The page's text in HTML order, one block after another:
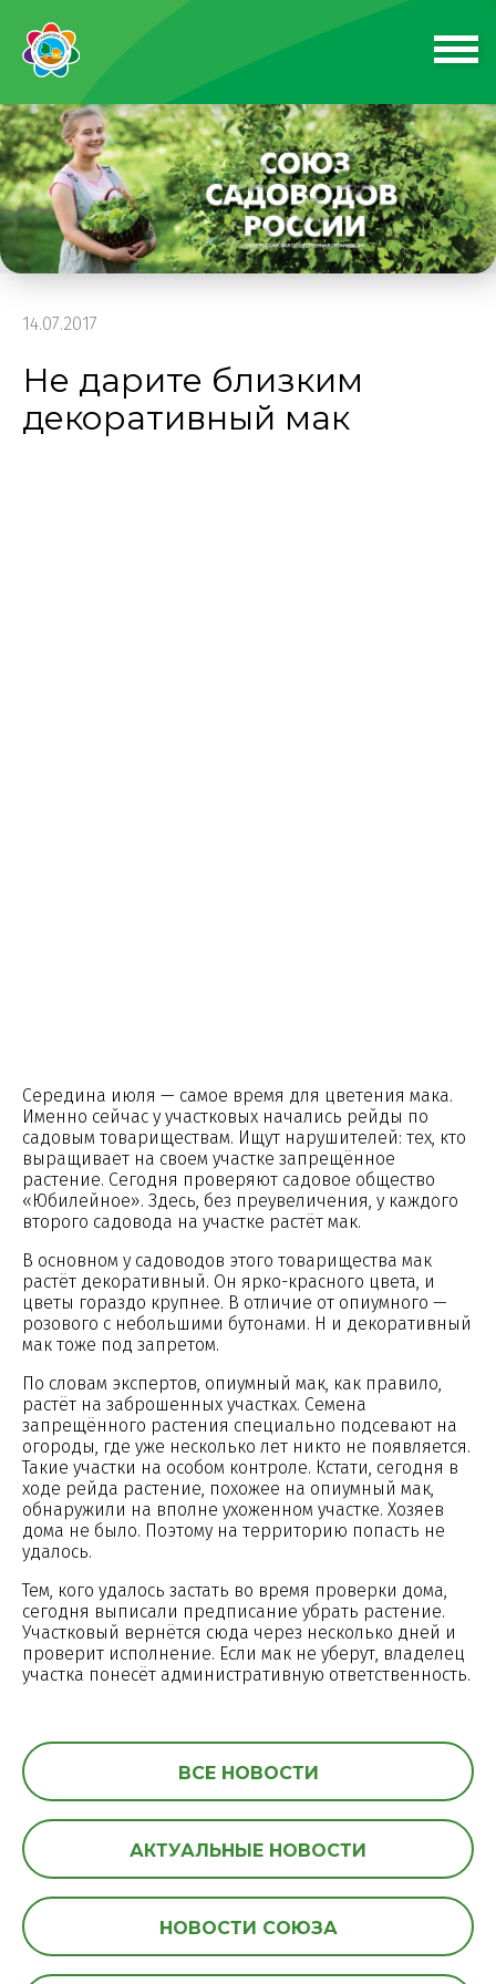
14.07.2017
Не дарите близким
декоративный мак
Середина июля — самое время для цветения мака.
Именно сейчас у участковых начались рейды по
садовым товариществам. Ищут нарушителей: тех, кто
выращивает на своем участке запрещённое
растение. Сегодня проверяют садовое общество
«Юбилейное». Здесь, без преувеличения, у каждого
второго садовода на участке растёт мак.
В основном у садоводов этого товарищества мак
растёт декоративный. Он ярко-красного цвета, и
цветы гораздо крупнее. В отличие от опиумного —
розового с небольшими бутонами. Н и декоративный
мак тоже под запретом.
По словам экспертов, опиумный мак, как правило,
растёт на заброшенных участках. Семена
запрещённого растения специально подсевают на
огороды, где уже несколько лет никто не появляется.
Такие участки на особом контроле. Кстати, сегодня в
ходе рейда растение, похожее на опиумный мак,
обнаружили на вполне ухоженном участке. Хозяев
дома не было. Поэтому на территорию попасть не
удалось.
Тем, кого удалось застать во время проверки дома,
сегодня выписали предписание убрать растение.
Участковый вернётся сюда через несколько дней и
проверит исполнение. Если мак не уберут, владелец
участка понесёт административную ответственность.
ВСЕ НОВОСТИ
АКТУАЛЬНЫЕ НОВОСТИ
НОВОСТИ СОЮЗА